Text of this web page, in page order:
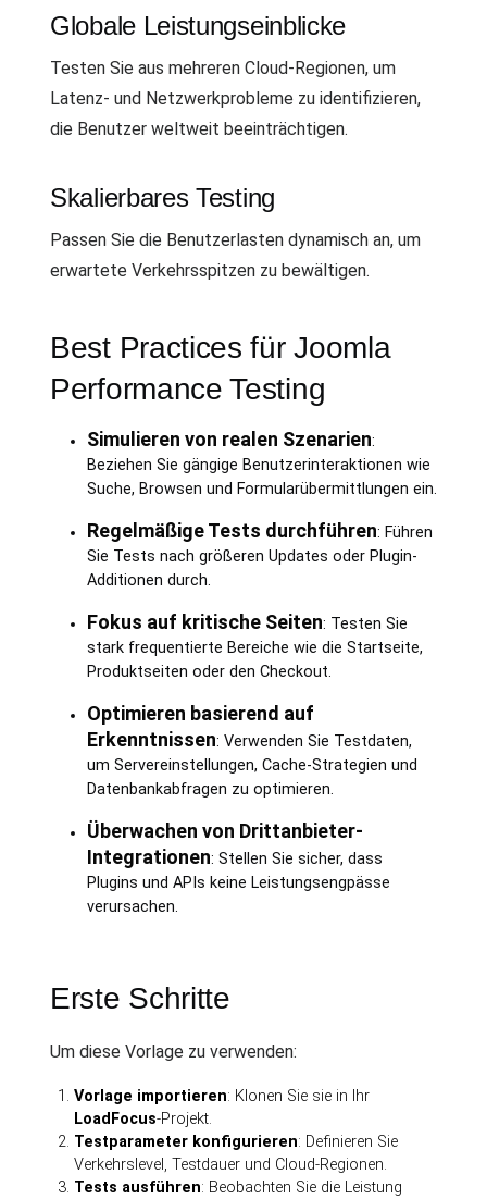
Globale Leistungseinblicke
Testen Sie aus mehreren Cloud-Regionen, um
Latenz- und Netzwerkprobleme zu identifizieren,
die Benutzer weltweit beeinträchtigen.
Skalierbares Testing
Passen Sie die Benutzerlasten dynamisch an, um
erwartete Verkehrsspitzen zu bewältigen.
Best Practices für Joomla
Performance Testing
Simulieren von realen Szenarien:
Beziehen Sie gängige Benutzerinteraktionen wie
Suche, Browsen und Formularübermittlungen ein.
Regelmäßige Tests durchführen: Führen
Sie Tests nach größeren Updates oder Plugin-
Additionen durch.
Fokus auf kritische Seiten: Testen Sie
stark frequentierte Bereiche wie die Startseite,
Produktseiten oder den Checkout.
Optimieren basierend auf
Erkenntnissen: Verwenden Sie Testdaten,
um Servereinstellungen, Cache-Strategien und
Datenbankabfragen zu optimieren.
Überwachen von Drittanbieter-
Integrationen: Stellen Sie sicher, dass
Plugins und APIs keine Leistungsengpässe
verursachen.
Erste Schritte
Um diese Vorlage zu verwenden:
Vorlage importieren: Klonen Sie sie in Ihr
LoadFocus-Projekt.
Testparameter konfigurieren: Definieren Sie
Verkehrslevel, Testdauer und Cloud-Regionen.
Tests ausführen: Beobachten Sie die Leistung